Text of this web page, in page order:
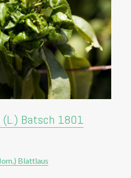
Batsch 1801
Blattlaus